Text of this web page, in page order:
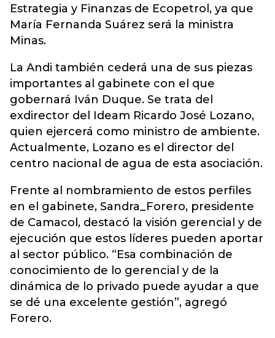
Estrategia y Finanzas de Ecopetrol, ya que
María Fernanda Suárez será la ministra
Minas.
La Andi también cederá una de sus piezas
importantes al gabinete con el que
gobernará Iván Duque. Se trata del
exdirector del Ideam Ricardo José Lozano,
quien ejercerá como ministro de ambiente.
Actualmente, Lozano es el director del
centro nacional de agua de esta asociación.
Frente al nombramiento de estos perfiles
en el gabinete, Sandra_Forero, presidente
de Camacol, destacó la visión gerencial y de
ejecución que estos líderes pueden aportar
al sector público. “Esa combinación de
conocimiento de lo gerencial y de la
dinámica de lo privado puede ayudar a que
se dé una excelente gestión”, agregó
Forero.